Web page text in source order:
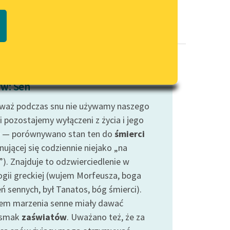
PDF
wrażliwych
Deklaracja dostępności
Sen
podczas snu nie używamy naszego
i pozostajemy wyłączeni z życia i jego
— porównywano stan ten do śmierci
się codziennie niejako „na
Znajduje to odzwierciedlenie w
greckiej (wujem Morfeusza, boga
sennych, był Tanatos, bóg śmierci).
marzenia senne miały dawać
zaświatów. Uważano też, że za